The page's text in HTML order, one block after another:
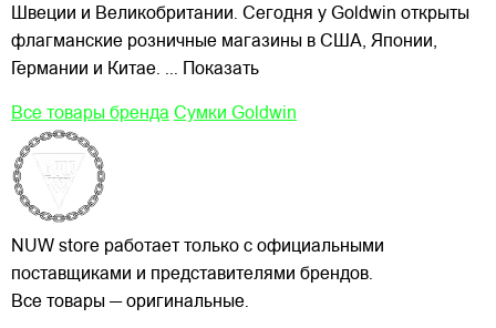
Швеции и Великобритании. Сегодня у Goldwin открыты
флагманские розничные магазины в США, Японии,
Германии и Китае. ... Показать
Все товары бренда Сумки Goldwin
NUW store работает только с официальными
поставщиками и представителями брендов.
Все товары — оригинальные.